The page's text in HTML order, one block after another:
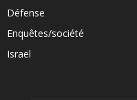
Défense
Enquêtes/société
Israël